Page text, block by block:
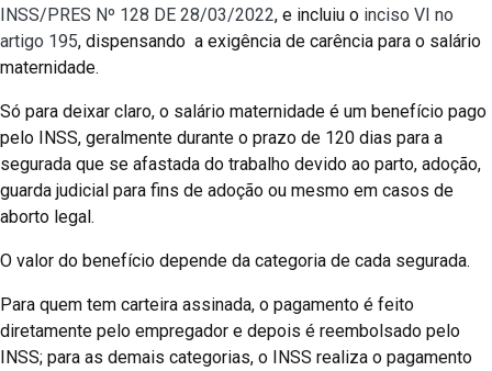
INSS/PRES Nº 128 DE 28/03/2022, e incluiu o inciso VI no
artigo 195, dispensando a exigência de carência para o salário
maternidade.
Só para deixar claro, o salário maternidade é um benefício pago
pelo INSS, geralmente durante o prazo de 120 dias para a
segurada que se afastada do trabalho devido ao parto, adoção,
guarda judicial para fins de adoção ou mesmo em casos de
aborto legal.
O valor do benefício depende da categoria de cada segurada.
Para quem tem carteira assinada, o pagamento é feito
diretamente pelo empregador e depois é reembolsado pelo
INSS; para as demais categorias, o INSS realiza o pagamento